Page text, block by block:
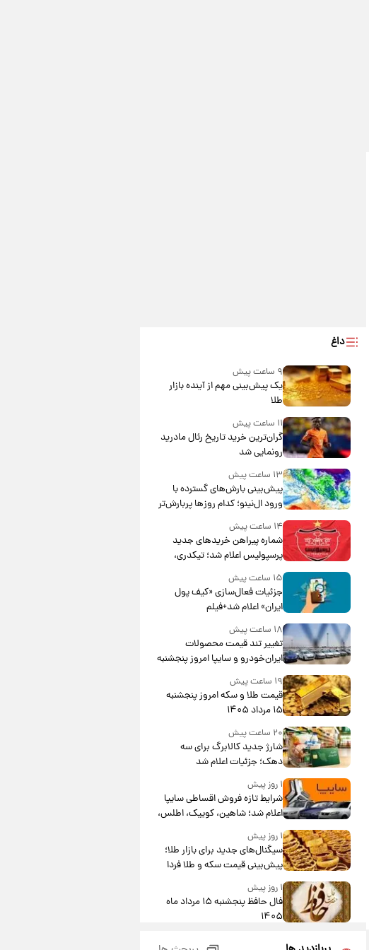
داغ
۹ ساعت پیش
یک پیش‌بینی مهم از آینده بازار
طلا
۱۱ ساعت پیش
گران‌ترین خرید تاریخ رئال مادرید
رونمایی شد
۱۳ ساعت پیش
پیش‌بینی بارش‌های گسترده با
ورود ال‌نینو؛ کدام روزها پربارش‌تر
خواهند بود؟
۱۴ ساعت پیش
شماره پیراهن خریدهای جدید
پرسپولیس اعلام شد؛ تیکدری،
محبی و سرگیف با اعداد ویژه
۱۵ ساعت پیش
جزئیات فعال‌سازی «کیف پول
ایران» اعلام شد+فیلم
۱۸ ساعت پیش
تغییر تند قیمت محصولات
ایران‌خودرو و سایپا امروز پنجشنبه
۱۵ مرداد ۱۴۰۵ +جدول
۱۹ ساعت پیش
قیمت طلا و سکه امروز پنجشنبه
۱۵ مرداد ۱۴۰۵
۲۰ ساعت پیش
شارژ جدید کالابرگ برای سه
دهک؛ جزئیات اعلام شد
۱ روز پیش
شرایط تازه فروش اقساطی سایپا
اعلام شد؛ شاهین، کوییک، اطلس،
سهند و ساینا با اقساط بلندمدت +
جدول۱ روز پیش
سیگنال‌های جدید برای بازار طلا؛
پیش‌بینی قیمت سکه و طلا فردا
۱ روز پیش
فال حافظ پنجشنبه ۱۵ مرداد ماه
۱۴۰۵